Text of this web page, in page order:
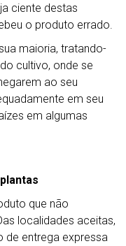
ciente destas
o produto errado.
maioria, tratando-
cultivo, onde se
ao seu
em seu
em algumas
que não
localidades aceitas,
de entrega expressa